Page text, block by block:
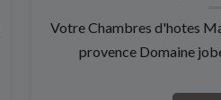
Votre Chambres d'hotes
provence Domaine